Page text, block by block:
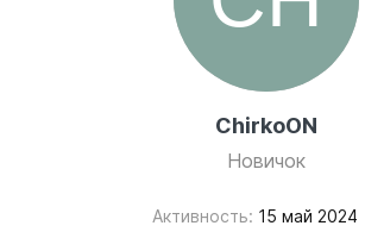
ChirkoON
Новичок
Активность: 15 май 2024